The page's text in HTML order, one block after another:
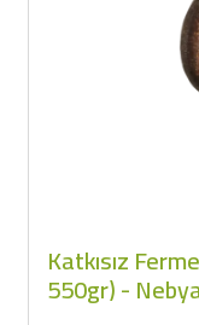
Katkısız
550gr) -